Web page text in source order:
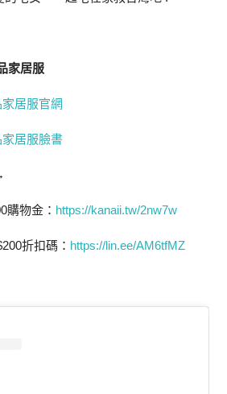
家居服
居服官網
居服臉書
購物金： https://kanaii.tw/2nw7w
折扣碼： https://lin.ee/AM6tfMZ